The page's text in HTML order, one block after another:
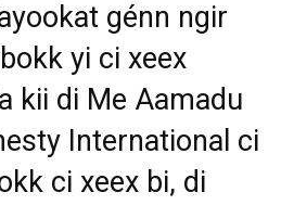
génn ngir
yi ci xeex
kii di Me Aamadu
International ci
ci xeex bi, di